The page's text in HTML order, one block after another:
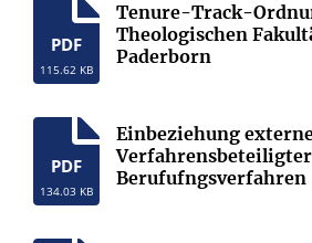
PDF
115.62 KB
Tenure-Track-
Theologischen
Paderborn
PDF
134.03 KB
Einbeziehung
Berufufngsverfahren